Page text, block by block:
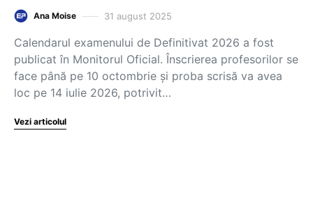
Ana Moise 31 august 2025
Calendarul examenului de Definitivat 2026 a fost
publicat în Monitorul Oficial. Înscrierea profesorilor se
face până pe 10 octombrie și proba scrisă va avea
loc pe 14 iulie 2026, potrivit…
Vezi articolul